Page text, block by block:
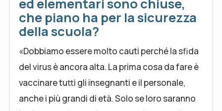
ed elementari sono chiuse,
che piano ha per la sicurezza
della scuola?
«Dobbiamo essere molto cauti perché la sfida
del virus è ancora alta. La prima cosa da fare è
vaccinare tutti gli insegnanti e il personale,
anche i più grandi di età. Solo se loro saranno